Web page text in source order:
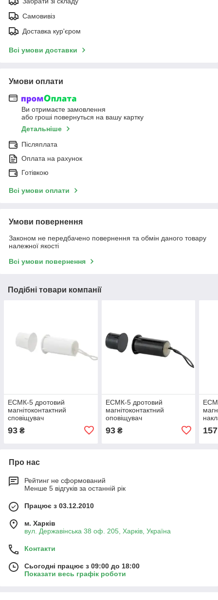
Самовивіз
Доставка кур'єром
Всі умови доставки
Умови оплати
Ви отримаєте замовлення
або гроші повернуться на вашу картку
Детальніше
Післяплата
Оплата на рахунок
Готівкою
Всі умови оплати
Умови повернення
Законом не передбачено повернення та обмін даного товару
належної якості
Всі умови повернення
Подібні товари компанії
ЕСМК-5 дротовий
магнітоконтактний
сповіщувач
93 ₴
ЕСМК-5 дротовий
магнітоконтактний
оповіщувач
93₴ 157
Про нас
Рейтинг не сформований
Менше 5 відгуків за останній рік
Працює з 03.12.2010
м. Харків
вул. Державінська 38 оф. 205, Харків, Україна
Контакти
Сьогодні працює з 09:00 до 18:00
Показати весь графік роботи